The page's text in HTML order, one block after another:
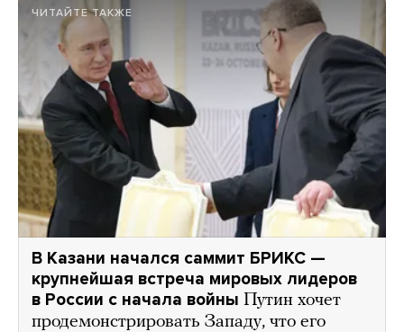
ЧИТАЙТЕ ТАКЖЕ
В Казани начался саммит БРИКС —
крупнейшая встреча мировых лидеров
в России с начала войны Путин хочет
продемонстрировать Западу, что его